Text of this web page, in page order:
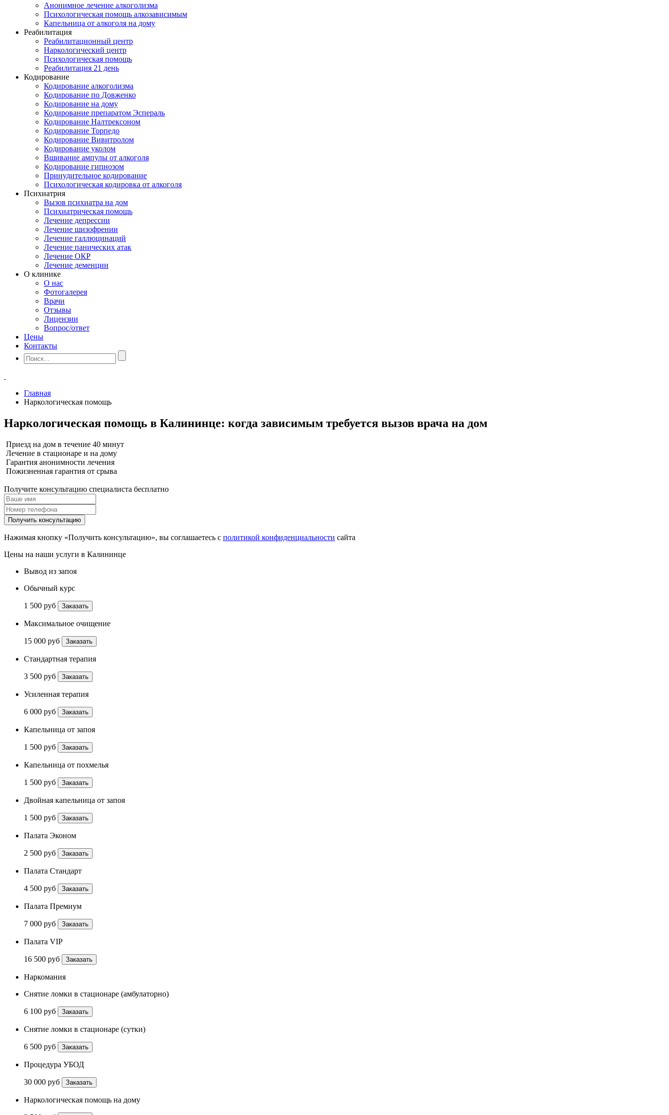
Анонимное лечение алкоголизма
Психологическая помощь алкозависимым
Капельница от алкоголя на дому
Реабилитация
Реабилитационный центр
Наркологический центр
Психологическая помощь
Реабилитация 21 день
Кодирование
Кодирование алкоголизма
Кодирование по Довженко
Кодирование на дому
Кодирование препаратом Эспераль
Кодирование Налтрексоном
Кодирование Торпедо
Кодирование Вивитролом
Кодирование уколом
Вшивание ампулы от алкоголя
Кодирование гипнозом
Принудительное кодирование
Психологическая кодировка от алкоголя
Психиатрия
Вызов психиатра на дом
Психиатрическая помощь
Лечение депрессии
Лечение шизофрении
Лечение галлюцинаций
Лечение панических атак
Лечение ОКР
Лечение деменции
О клинике
О нас
Фотогалерея
Врачи
Отзывы
Лицензии
Вопрос/ответ
Цены
Контакты
Главная
Наркологическая помощь
Наркологическая помощь в Калининце: когда зависимым требуется вызов врача на дом
Приезд на дом в течение 40 минут
Лечение в стационаре и на дому
Гарантия анонимности лечения
Пожизненная гарантия от срыва
Получите консультацию специалиста бесплатно
Получить консультацию
Нажимая кнопку «Получить консультацию», вы соглашаетесь с политикой конфиденциальности сайта
Цены на наши услуги в Калининце
Вывод из запоя
Обычный курс
1 500 руб Заказать
Максимальное очищение
15 000 руб Заказать
Стандартная терапия
3 500 руб Заказать
Усиленная терапия
6 000 руб Заказать
Капельница от запоя
1 500 руб Заказать
Капельница от похмелья
1 500 руб Заказать
Двойная капельница от запоя
1 500 руб Заказать
Палата Эконом
2 500 руб Заказать
Палата Стандарт
4 500 руб Заказать
Палата Премиум
7 000 руб Заказать
Палата VIP
16 500 руб Заказать
Наркомания
Снятие ломки в стационаре (амбулаторно)
6 100 руб Заказать
Снятие ломки в стационаре (сутки)
6 500 руб Заказать
Процедура УБОД
30 000 руб Заказать
Наркологическая помощь на дому